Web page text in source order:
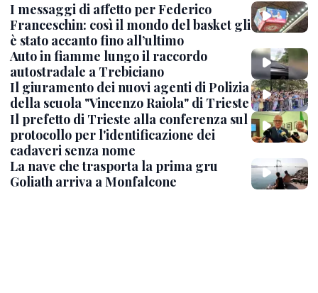
I messaggi di affetto per Federico
Franceschin: così il mondo del basket gli
è stato accanto fino all’ultimo
Auto in fiamme lungo il raccordo
autostradale a Trebiciano
Il giuramento dei nuovi agenti di Polizia
della scuola "Vincenzo Raiola" di Trieste
Il prefetto di Trieste alla conferenza sul
protocollo per l'identificazione dei
cadaveri senza nome
La nave che trasporta la prima gru
Goliath arriva a Monfalcone